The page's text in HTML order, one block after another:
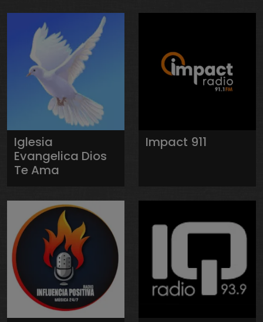
Iglesia
Evangelica Dios
Te Ama
Impact 911